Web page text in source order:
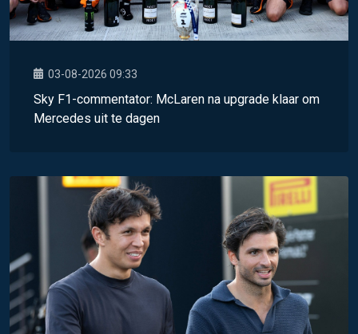
03-08-2026 09:33
Sky F1-commentator: McLaren na upgrade klaar om
Mercedes uit te dagen